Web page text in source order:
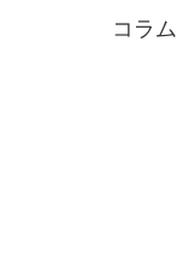
コラム